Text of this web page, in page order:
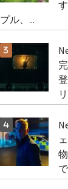
プル、...